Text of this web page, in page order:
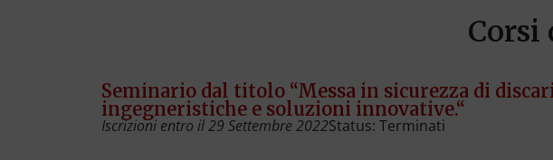
Corsi
Seminario dal titolo “Messa in sicurezza di
ingegneristiche e soluzioni innovative.“
Iscrizioni entro il 29 Settembre 2022Status: Terminati